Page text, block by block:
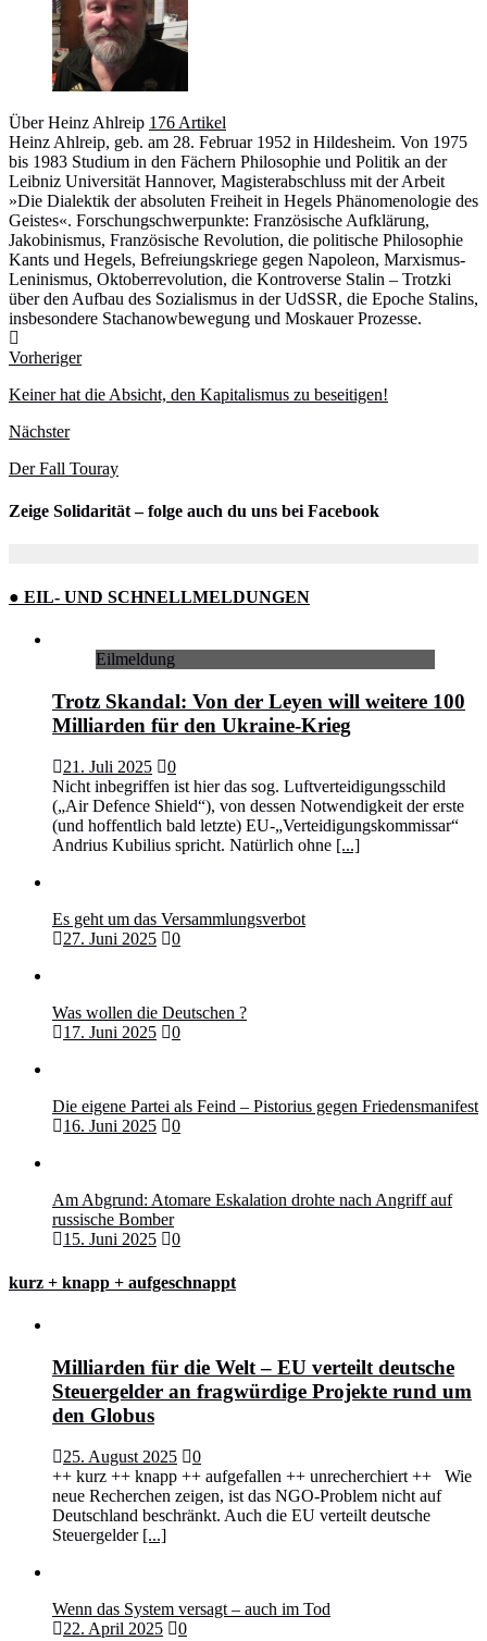
Über Heinz Ahlreip 176 Artikel
Heinz Ahlreip, geb. am 28. Februar 1952 in Hildesheim. Von 1975
bis 1983 Studium in den Fächern Philosophie und Politik an der
Leibniz Universität Hannover, Magisterabschluss mit der Arbeit
»Die Dialektik der absoluten Freiheit in Hegels Phänomenologie des
Geistes«. Forschungschwerpunkte: Französische Aufklärung,
Jakobinismus, Französische Revolution, die politische Philosophie
Kants und Hegels, Befreiungskriege gegen Napoleon, Marxismus-
Leninismus, Oktoberrevolution, die Kontroverse Stalin – Trotzki
über den Aufbau des Sozialismus in der UdSSR, die Epoche Stalins,
insbesondere Stachanowbewegung und Moskauer Prozesse.
Vorheriger
Keiner hat die Absicht, den Kapitalismus zu beseitigen!
Nächster
Der Fall Touray
Zeige Solidarität – folge auch du uns bei Facebook
● EIL- UND SCHNELLMELDUNGEN
Eilmeldung
Trotz Skandal: Von der Leyen will weitere 100
Milliarden für den Ukraine-Krieg
21. Juli 2025
0
Nicht inbegriffen ist hier das sog. Luftverteidigungsschild
(„Air Defence Shield“), von dessen Notwendigkeit der erste
(und hoffentlich bald letzte) EU-„Verteidigungskommissar“
Andrius Kubilius spricht. Natürlich ohne [...]
Es geht um das Versammlungsverbot
27. Juni 2025
0
Was wollen die Deutschen ?
17. Juni 2025
0
Die eigene Partei als Feind – Pistorius gegen Friedensmanifest
16. Juni 2025
0
Am Abgrund: Atomare Eskalation drohte nach Angriff auf
russische Bomber
15. Juni 2025
0
kurz + knapp + aufgeschnappt
Milliarden für die Welt – EU verteilt deutsche
Steuergelder an fragwürdige Projekte rund um
den Globus
25. August 2025
0
++ kurz ++ knapp ++ aufgefallen ++ unrecherchiert ++ Wie
neue Recherchen zeigen, ist das NGO-Problem nicht auf
Deutschland beschränkt. Auch die EU verteilt deutsche
Steuergelder [...]
Wenn das System versagt – auch im Tod
22. April 2025
0